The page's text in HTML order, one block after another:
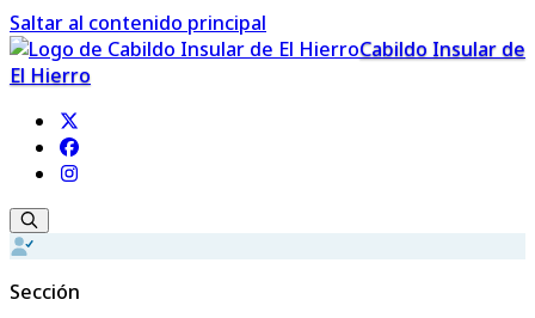
Saltar al contenido principal
Cabildo Insular de
El Hierro
Sección